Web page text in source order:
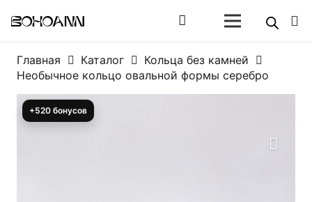
Главная Каталог
Кольца без камней
Необычное кольцо овальной формы серебро
+520 бонусов